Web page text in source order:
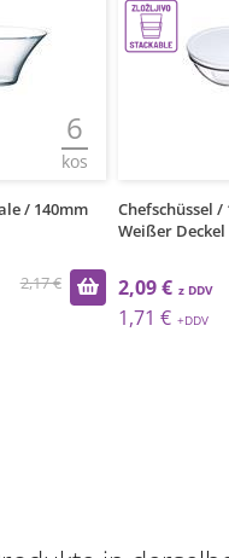
6
kos
/ 140mm
2,17 €
Chefschüssel /
Weißer Deckel
2,09 €
1,71 €